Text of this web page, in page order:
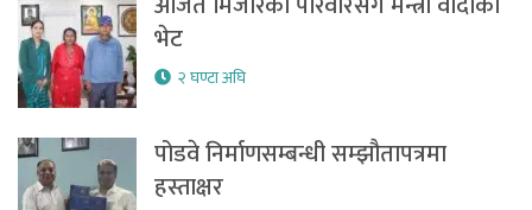
भेट
२ घण्टा अघि
पोडवे निर्माणसम्बन्धी सम्झौतापत्रमा
हस्ताक्षर